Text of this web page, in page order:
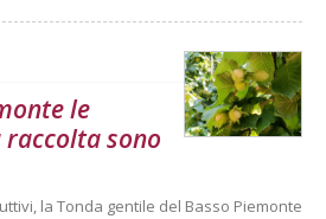
le
sono
la Tonda gentile del Basso Piemonte